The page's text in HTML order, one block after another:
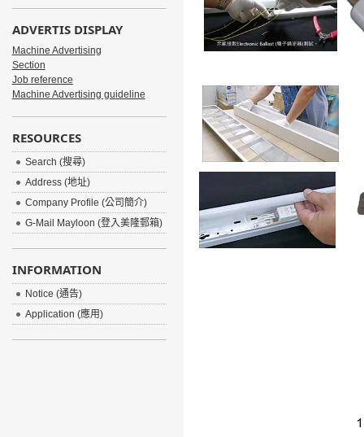
ADVERTIS DISPLAY
Machine Advertising
Section
Job reference
Machine Advertising guideline
RESOURCES
Search (搜尋)
Address (地址)
Company Profile (公司簡介)
G-Mail Mayloon (登入美隆郵箱)
INFORMATION
Notice (通告)
Application (應用)